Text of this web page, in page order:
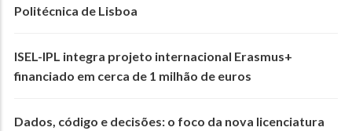
Politécnica de Lisboa
ISEL-IPL integra projeto internacional Erasmus+
financiado em cerca de 1 milhão de euros
Dados, código e decisões: o foco da nova licenciatura